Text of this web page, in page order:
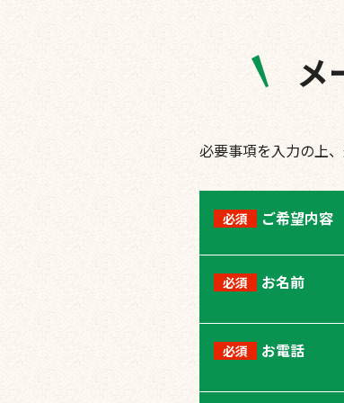
メ
必要事項を入力の上
必須 ご希望内容
必須 お名前
必須 お電話